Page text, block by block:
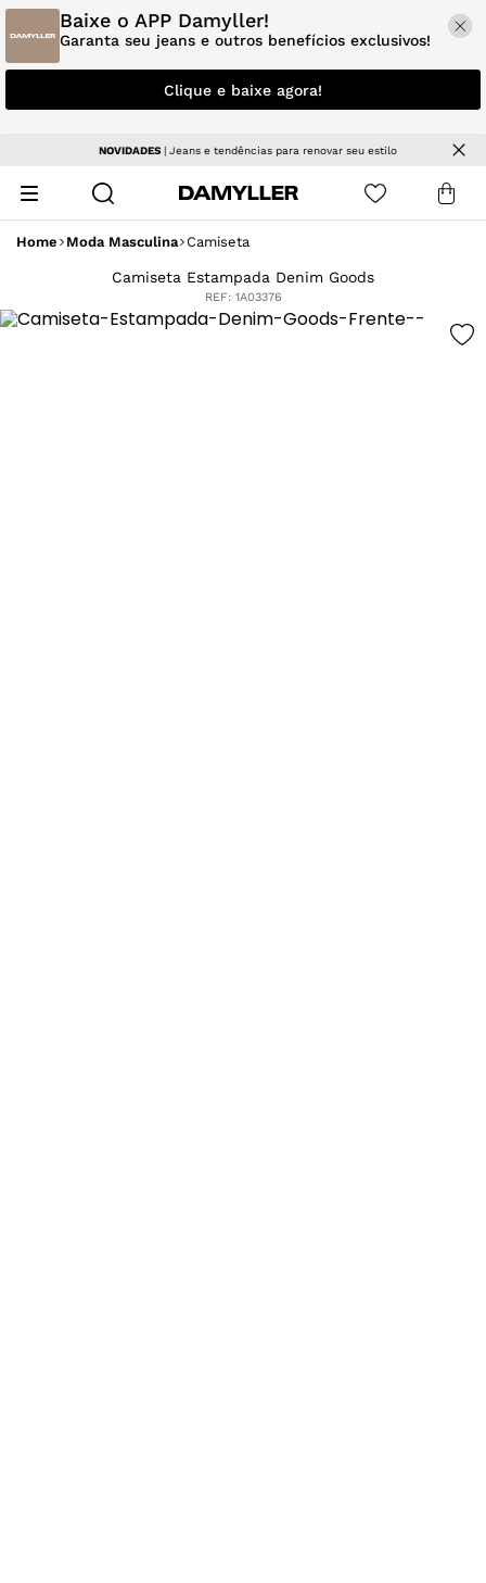
Baixe o APP Damyller!
Garanta seu jeans e outros benefícios exclusivos!
Clique e baixe agora!
NOVIDADES| Jeans e tendências para renovar seu estilo
Home Moda Masculina Camiseta
Camiseta Estampada Denim Goods
REF: 1A03376